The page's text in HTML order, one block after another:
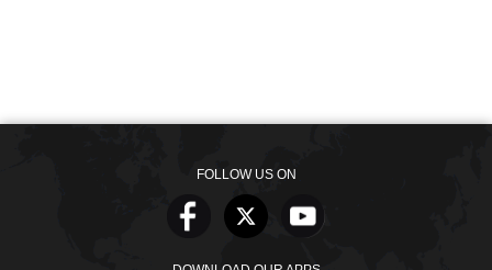
FOLLOW US ON